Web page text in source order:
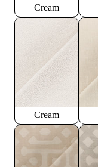
Cream
Cream